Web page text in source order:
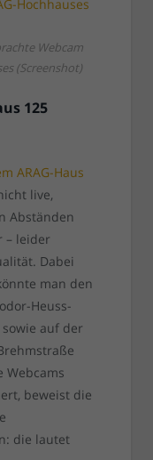
Webcam
(Screenshot)
125
ARAG-Haus
live,
Abständen
– leider
Dabei
man den
Heuss-
auf der
Webcams
beweist die
die lautet